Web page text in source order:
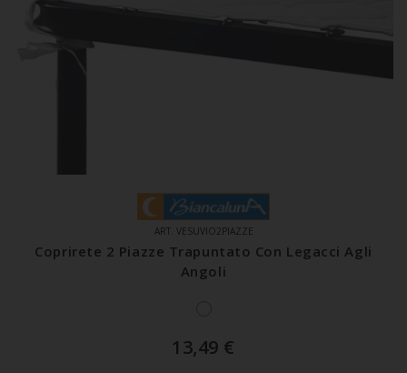
ART. VESUVIO2PIAZZE
Coprirete 2 Piazze Trapuntato Con Legacci Agli
Angoli
13,49 €